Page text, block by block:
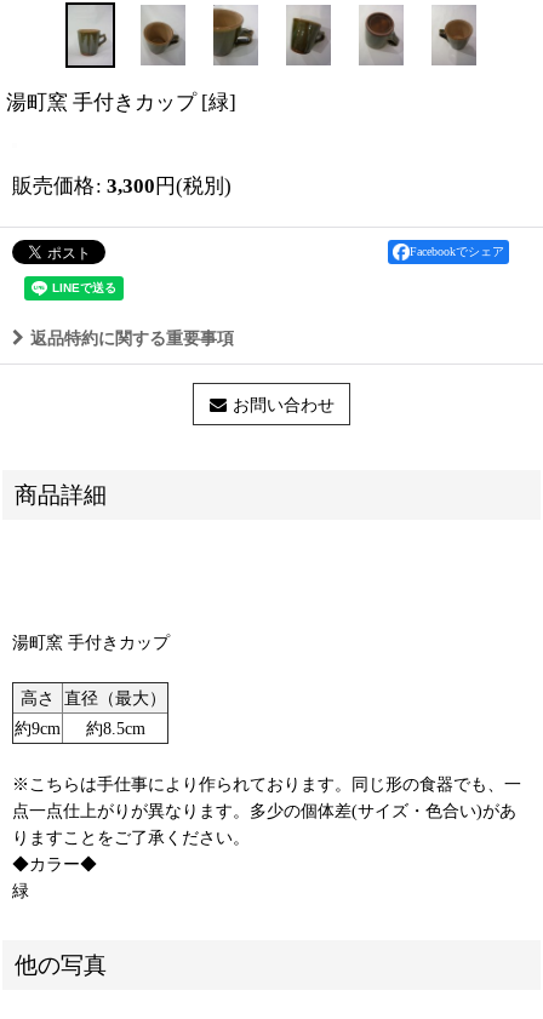
湯町窯 手付きカップ [緑]
販売価格: 3,300 円(税別)
Facebookでシェア
返品特約に関する重要事項
お問い合わせ
商品詳細
湯町窯 手付きカップ
高さ
直径（最大）
約9cm
約8.5cm
※こちらは手仕事により作られております。同じ形の食器でも、一
点一点仕上がりが異なります。多少の個体差(サイズ・色合い)があ
りますことをご了承ください。
◆カラー◆
緑
他の写真